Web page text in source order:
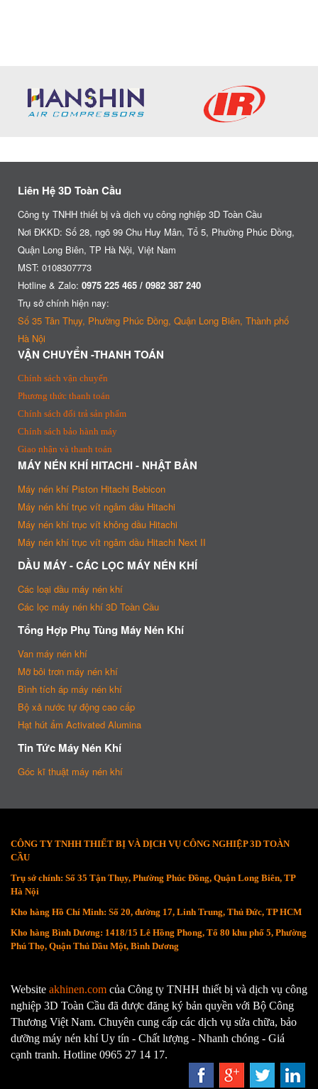
Liên Hệ 3D Toàn Cầu
Công ty TNHH thiết bị và dịch vụ công nghiệp 3D Toàn Cầu
Nơi ĐKKD: Số 28, ngõ 99 Chu Huy Mân, Tổ 5, Phường Phúc Đồng,
Quận Long Biên, TP Hà Nội, Việt Nam
MST: 0108307773
Hotline & Zalo: 0975 225 465 / 0982 387 240
Trụ sở chính hiện nay:
Số 35 Tân Thụy, Phường Phúc Đồng, Quận Long Biên, Thành phố
Hà Nội
VẬN CHUYỂN -THANH TOÁN
Chính sách vận chuyển
Phương thức thanh toán
Chính sách đổi trả sản phẩm
Chính sách bảo hành máy
Giao nhận và thanh toán
MÁY NÉN KHÍ HITACHI - NHẬT BẢN
Máy nén khí Piston Hitachi Bebicon
Máy nén khí trục vít ngâm dầu Hitachi
Máy nén khí trục vít không dầu Hitachi
Máy nén khí trục vít ngâm dầu Hitachi Next II
DẦU MÁY - CÁC LỌC MÁY NÉN KHÍ
Các loại dầu máy nén khí
Các lọc máy nén khí 3D Toàn Cầu
Tổng Hợp Phụ Tùng Máy Nén Khí
Van máy nén khí
Mỡ bôi trơn máy nén khí
Bình tích áp máy nén khí
Bộ xả nước tự động cao cấp
Hạt hút ẩm Activated Alumina
Tin Tức Máy Nén Khí
Góc kĩ thuật máy nén khí
CÔNG TY TNHH THIẾT BỊ VÀ DỊCH VỤ CÔNG NGHIỆP 3D TOÀN
CẦU
Trụ sở chính: Số 35 Tận Thụy, Phường Phúc Đồng, Quận Long Biên, TP
Hà Nội
Kho hàng Hồ Chí Minh: Số 20, đường 17, Linh Trung, Thủ Đức, TP HCM
Kho hàng Bình Dương: 1418/15 Lê Hồng Phong, Tổ 80 khu phố 5, Phường
Phú Thọ, Quận Thủ Dầu Một, Bình Dương
Website akhinen.com của Công ty TNHH thiết bị và dịch vụ công
nghiệp 3D Toàn Cầu đã được đăng ký bản quyền với Bộ Công
Thương Việt Nam. Chuyên cung cấp các dịch vụ sửa chữa, bảo
dưỡng máy nén khí Uy tín - Chất lượng - Nhanh chóng - Giá
cạnh tranh. Hotline 0965 27 14 17.